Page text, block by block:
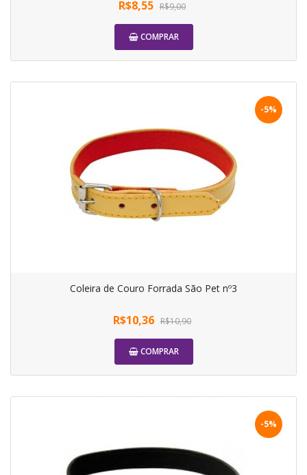
R$8,55 R$9,00
COMPRAR
-5%
Coleira de Couro Forrada São Pet nº3
R$10,36 R$10,90
COMPRAR
-5%